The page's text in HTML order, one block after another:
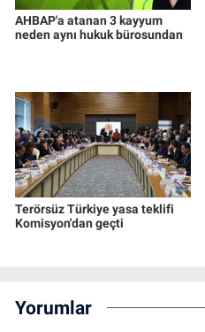
AHBAP'a atanan 3 kayyum
neden aynı hukuk bürosundan
Terörsüz Türkiye yasa teklifi
Komisyon'dan geçti
Yorumlar